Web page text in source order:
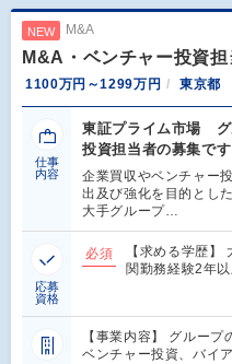
NEW M&A
M&A・ベンチャー投資担
1100万円～1299万円 東京都
仕事
内容
東証プライム市場 グ
投資担当者の募集です
企業買収やベンチャー
出及び強化を目的とし
大手グループ…
応募
資格
必須
【求める学歴
関勤務経験2年
【事業内容】 グループ
ベンチャー投資、バイ